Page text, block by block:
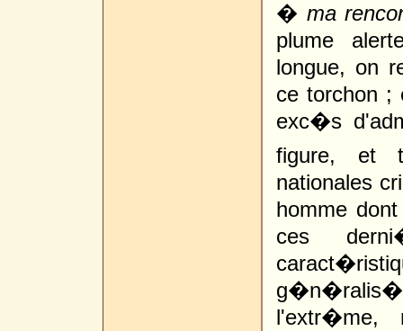
� ma
plume
longue, on
ce torchon ;
exc�s
figure, et
nationales
homme
ces
l'extr�me,